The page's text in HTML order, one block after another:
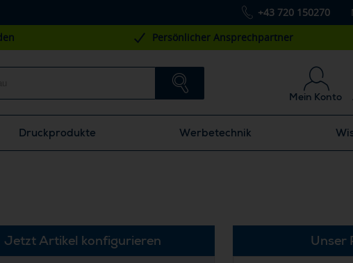
+43 720 150270
Persönlicher Ansprechpartner
Mein Konto
Druckprodukte Werbetechnik
Jetzt Artikel konfigurieren Unser